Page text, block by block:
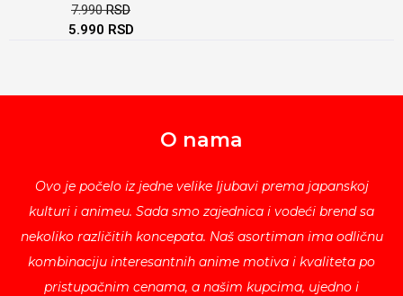
7.990RSD
5.990 RSD
O nama
Ovo je počelo iz jedne velike ljubavi prema japanskoj
kulturi i animeu. Sada smo zajednica i vodeći brend sa
nekoliko različitih koncepata. Naš asortiman ima odličnu
kombinaciju interesantnih anime motiva i kvaliteta po
pristupačnim cenama, a našim kupcima, ujedno i